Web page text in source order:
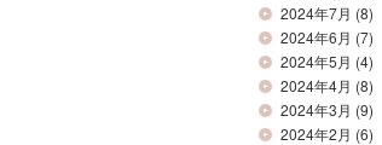
2024年7月 (8)
2024年6月 (7)
2024年5月 (4)
2024年4月 (8)
2024年3月 (9)
2024年2月 (6)